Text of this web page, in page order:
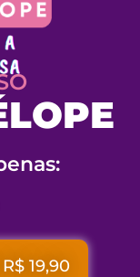
19,90